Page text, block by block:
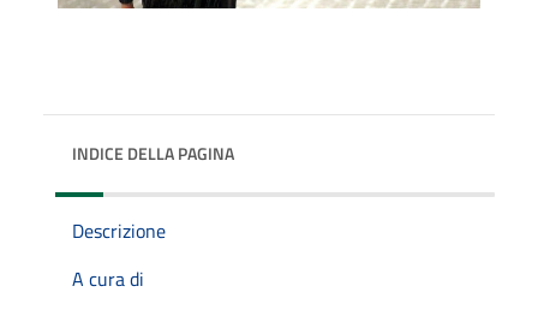
INDICE DELLA PAGINA
Descrizione
A cura di